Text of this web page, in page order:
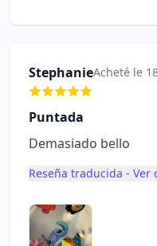
StephanieAcheté le
Puntada
Demasiado bello
Reseña traducida - Ver